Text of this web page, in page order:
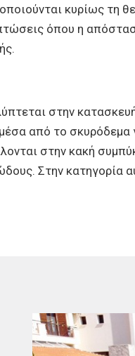
κυρίως τη
όπου η
στην
από το σκυρόδεμα
στην κακή
Στην κατηγορία